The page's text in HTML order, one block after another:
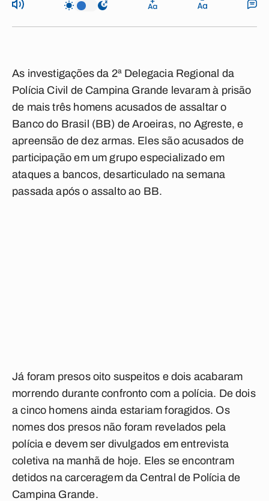
As investigações da 2ª Delegacia Regional da
Polícia Civil de Campina Grande levaram à prisão
de mais três homens acusados de assaltar o
Banco do Brasil (BB) de Aroeiras, no Agreste, e
apreensão de dez armas. Eles são acusados de
participação em um grupo especializado em
ataques a bancos, desarticulado na semana
passada após o assalto ao BB.
Já foram presos oito suspeitos e dois acabaram
morrendo durante confronto com a polícia. De dois
a cinco homens ainda estariam foragidos. Os
nomes dos presos não foram revelados pela
polícia e devem ser divulgados em entrevista
coletiva na manhã de hoje. Eles se encontram
detidos na carceragem da Central de Polícia de
Campina Grande.